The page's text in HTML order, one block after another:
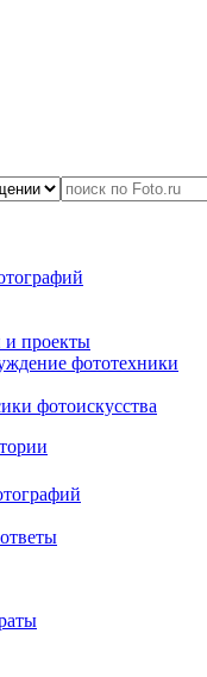
и проекты
фототехники
фотоискусства